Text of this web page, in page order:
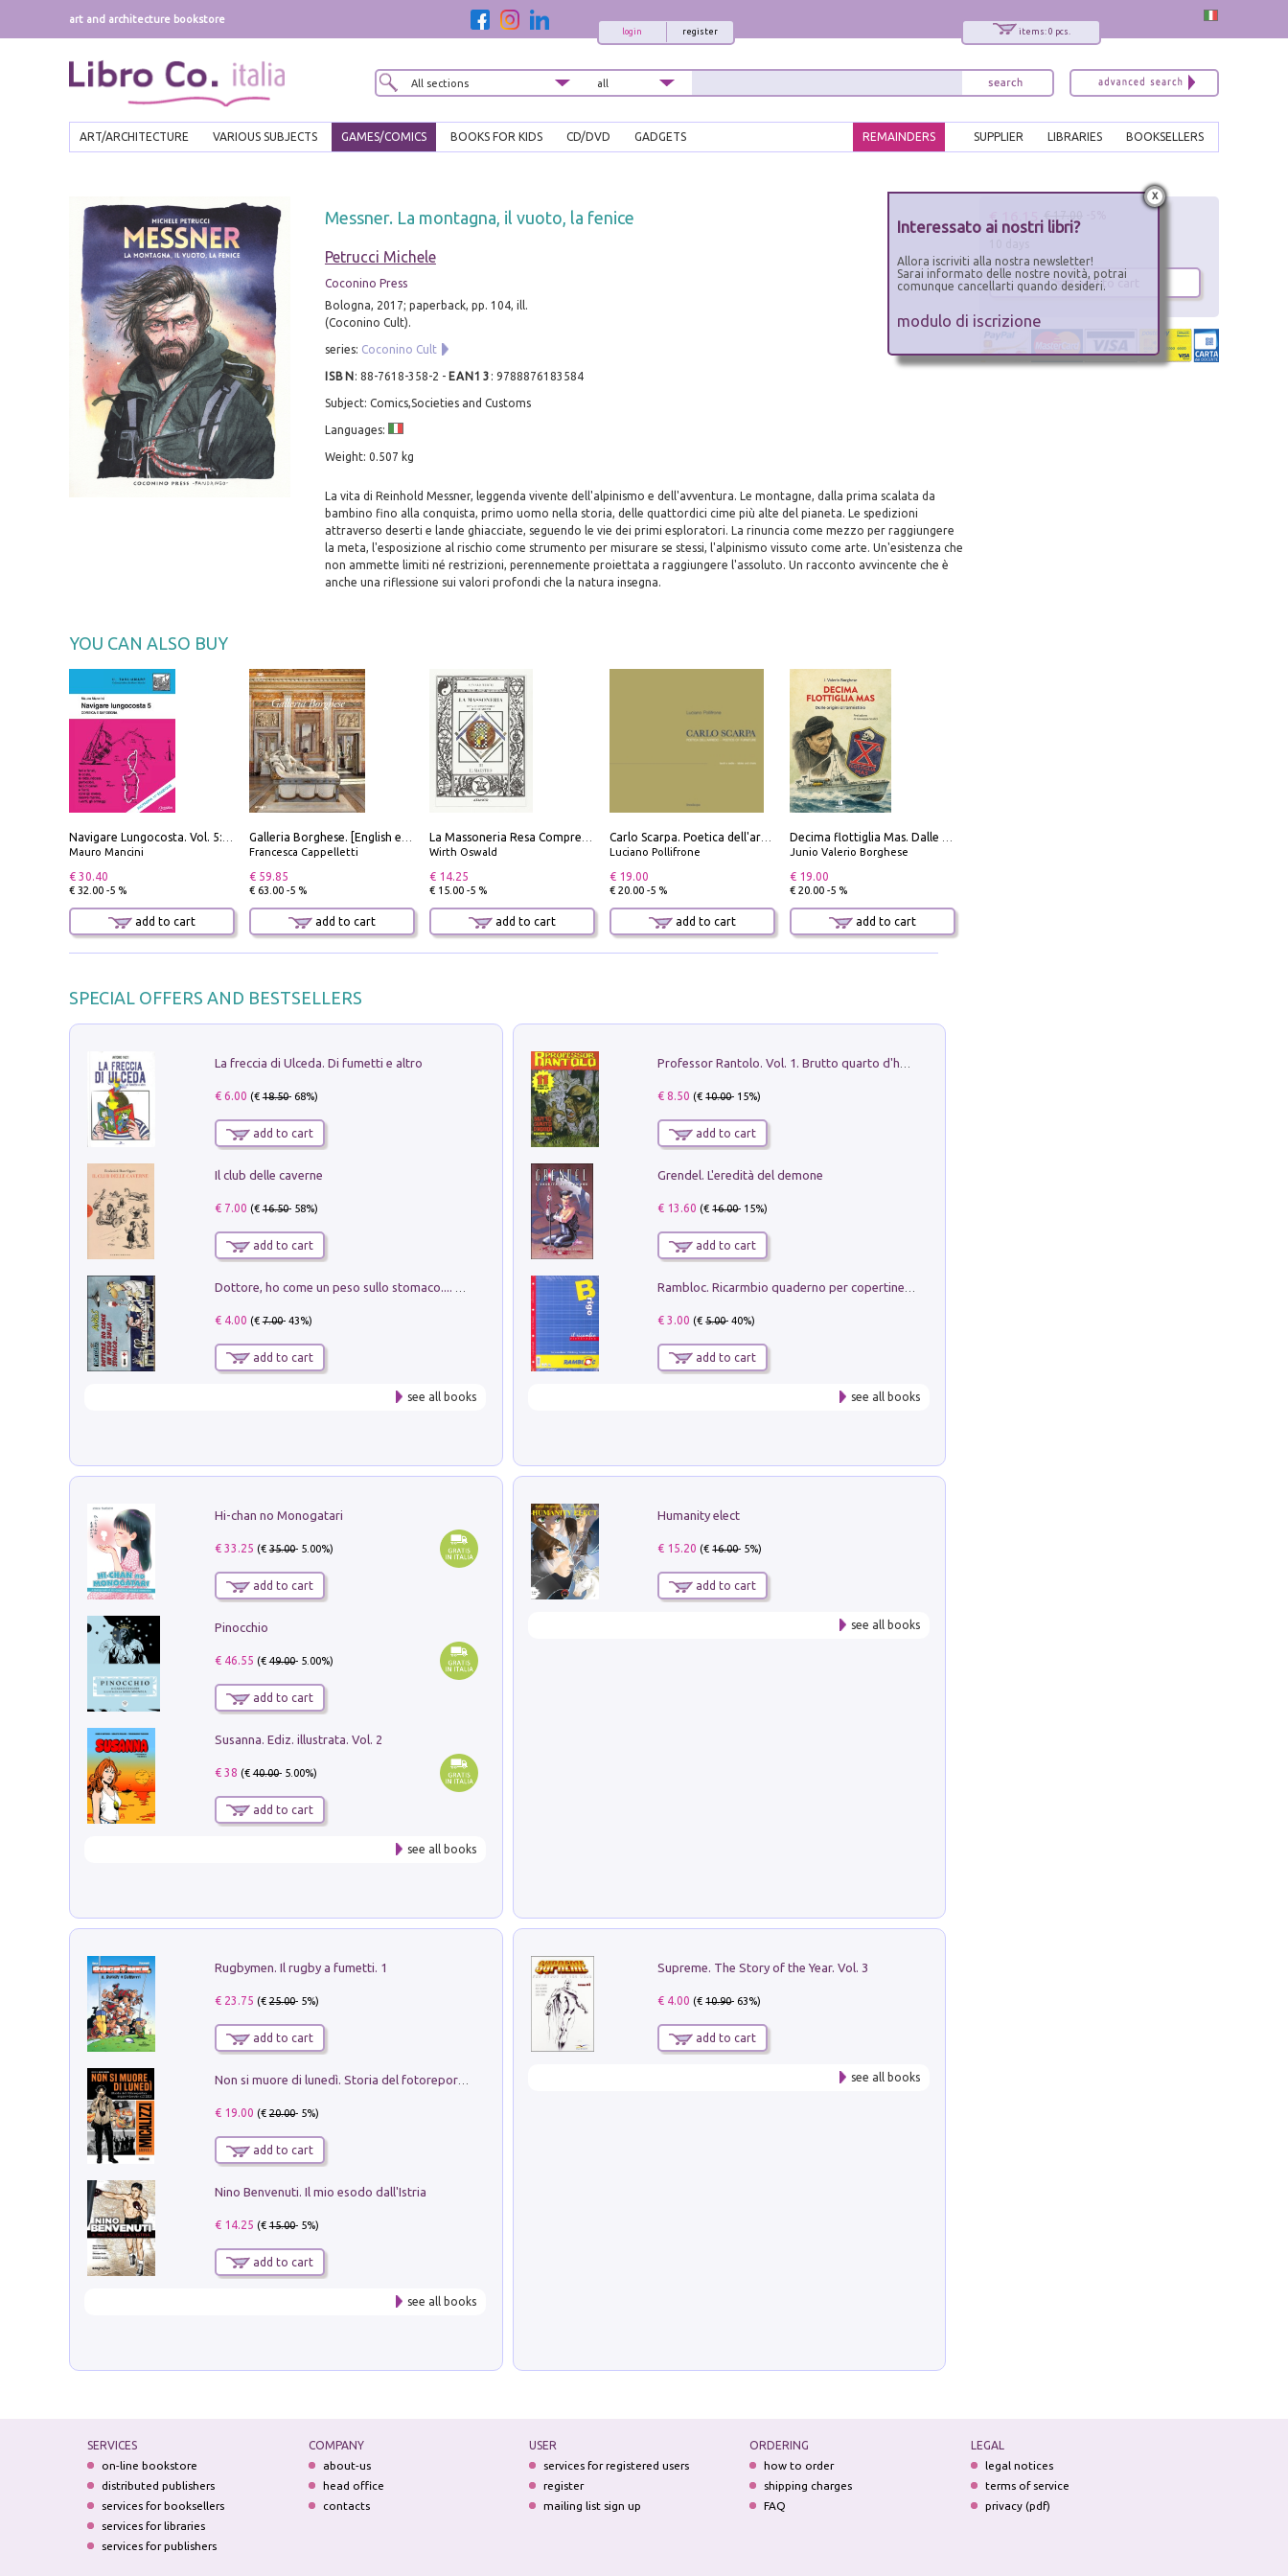
art and architecture bookstore
items: 0 pcs.
register
login
ART/ARCHITECTURE VARIOUS SUBJECTS GAMES/COMICS BOOKS FOR KIDS CD/DVD GADGETS BOOKSELLERS
LIBRARIES
SUPPLIER
REMAINDERS
Messner. La montagna, il vuoto, la fenice
Petrucci Michele
Coconino Press
Bologna, 2017; paperback, pp. 104, ill.
(Coconino Cult).
series: Coconino Cult
ISBN : 88-7618-358-2 - EAN13 : 9788876183584
Subject: Comics,Societies and Customs
Languages:
Weight: 0.507 kg
La vita di Reinhold Messner, leggenda vivente dell'alpinismo e dell'avventura. Le montagne, dalla prima scalata da
bambino fino alla conquista, primo uomo nella storia, delle quattordici cime più alte del pianeta. Le spedizioni
attraverso deserti e lande ghiacciate, seguendo le vie dei primi esploratori. La rinuncia come mezzo per raggiungere
la meta, l'esposizione al rischio come strumento per misurare se stessi, l'alpinismo vissuto come arte. Un'esistenza che
non ammette limiti né restrizioni, perennemente proiettata a raggiungere l'assoluto. Un racconto avvincente che è
anche una riflessione sui valori profondi che la natura insegna.
YOU CAN ALSO BUY
Mauro Mancini
€ 30.40
€ 32.00 -5 %
add to cart
Francesca Cappelletti
€ 59.85
€ 63.00 -5 %
add to cart
Wirth Oswald
€ 14.25
€ 15.00 -5 %
add to cart
Luciano Pollifrone
€ 19.00
€ 20.00 -5 %
add to cart
Junio Valerio Borghese
€ 19.00
€ 20.00 -5 %
add to cart
SPECIAL OFFERS AND BESTSELLERS
La freccia di Ulceda. Di fumetti e altro
€ 6.00 (€18.50- 68%)
add to cart
Il club delle caverne
€ 7.00 (€16.50- 58%)
add to cart
€ 4.00 (€7.00- 43%)
add to cart
see all books
€ 8.50 (€10.00- 15%)
add to cart
Grendel. L'eredità del demone
€ 13.60 (€16.00- 15%)
add to cart
€ 3.00 (€5.00- 40%)
add to cart
see all books
Hi-chan no Monogatari
€ 33.25 (€35.00- 5.00%)
add to cart
Pinocchio
€ 46.55 (€49.00- 5.00%)
add to cart
Susanna. Ediz. illustrata. Vol. 2
€ 38 (€40.00- 5.00%)
add to cart
see all books
Humanity elect
€ 15.20 (€16.00- 5%)
add to cart
see all books
Rugbymen. Il rugby a fumetti. 1
€ 23.75 (€25.00- 5%)
add to cart
Non si muore di lunedì. Storia del fotoreporter sopravvissuto all'ISIS
€ 19.00 (€20.00- 5%)
add to cart
Nino Benvenuti. Il mio esodo dall'Istria
€ 14.25 (€15.00- 5%)
add to cart
see all books
Supreme. The Story of the Year. Vol. 3
€ 4.00 (€10.90- 63%)
add to cart
see all books
€ 16.15
add to cart
SERVICES
on-line bookstore
distributed publishers
services for booksellers
services for libraries
services for publishers
COMPANY
about-us
head office
contacts
USER
services for registered users
register
mailing list sign up
ORDERING
how to order
shipping charges
FAQ
LEGAL
legal notices
terms of service
privacy (pdf)
x
Interessato ai nostri libri?
Allora iscriviti alla nostra newsletter!
Sarai informato delle nostre novità, potrai
comunque cancellarti quando desideri.
modulo di iscrizione